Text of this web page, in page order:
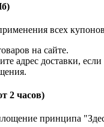
всех
на сайте.
адрес доставки,
часов)
принципа